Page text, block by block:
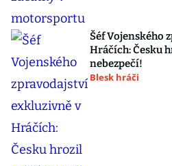
Šéf Vojenského
Hráčích: Česku
nebezpečí!
Blesk hráči